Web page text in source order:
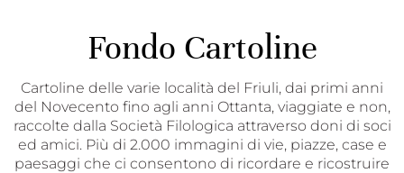
Fondo Cartoline
Cartoline delle varie località del Friuli, dai primi anni
del Novecento fino agli anni Ottanta, viaggiate e non,
raccolte dalla Società Filologica attraverso doni di soci
ed amici. Più di 2.000 immagini di vie, piazze, case e
paesaggi che ci consentono di ricordare e ricostruire